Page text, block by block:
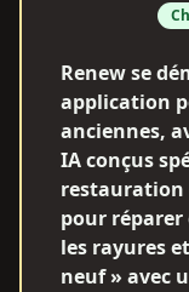
Renew se
application
anciennes,
IA conçus
restauration
pour réparer
les rayures
neuf » avec